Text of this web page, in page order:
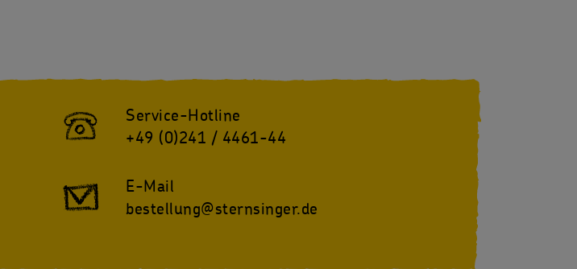
Service-Hotline
+49 (0)241 / 4461-44
E-Mail
bestellung@sternsinger.de